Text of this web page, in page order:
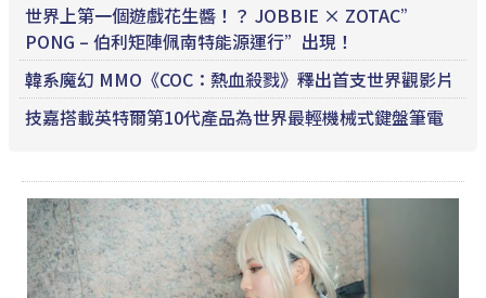
世界上第一個遊戲花生醬！？ JOBBIE × ZOTAC”
PONG – 伯利矩陣佩南特能源運行”出現！
韓系魔幻 MMO《COC：熱血殺戮》釋出首支世界觀影片
技嘉搭載英特爾第10代產品為世界最輕機械式鍵盤筆電